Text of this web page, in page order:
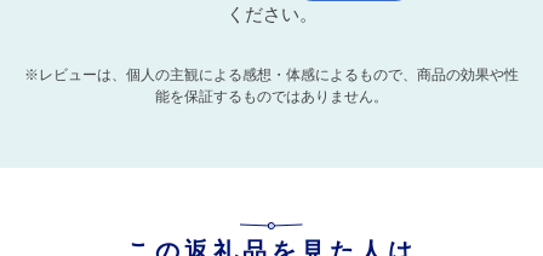
ください。
※レビューは、個人の主観による感想・体感によるもので、商品の効果や性
能を保証するものではありません。